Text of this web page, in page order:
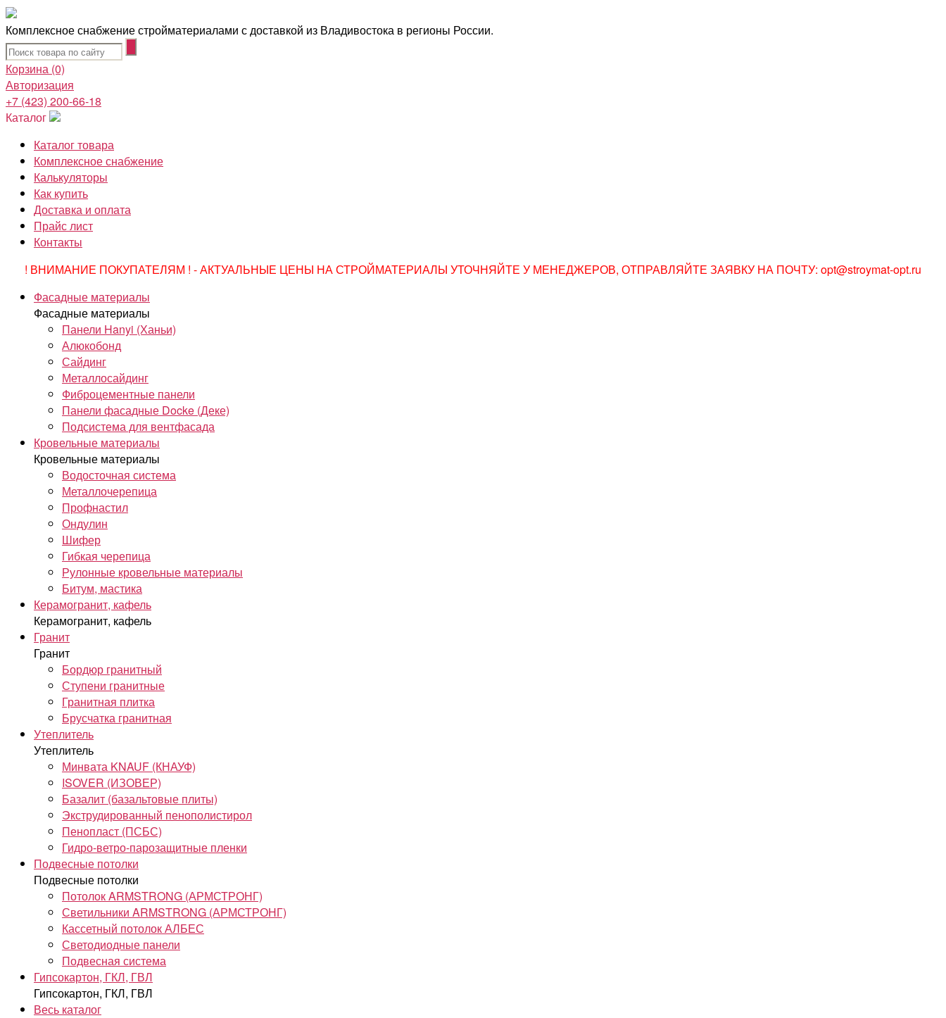
Комплексное снабжение стройматериалами с доставкой из Владивостока в регионы России.
Корзина (0)
Авторизация
+7 (423) 200-66-18
Каталог
Каталог товара
Комплексное снабжение
Калькуляторы
Как купить
Доставка и оплата
Прайс лист
Контакты
! ВНИМАНИЕ ПОКУПАТЕЛЯМ ! - АКТУАЛЬНЫЕ ЦЕНЫ НА СТРОЙМАТЕРИАЛЫ УТОЧНЯЙТЕ У МЕНЕДЖЕРОВ, ОТПРАВЛЯЙТЕ ЗАЯВКУ НА ПОЧТУ: opt@stroymat-opt.ru
Фасадные материалы
Фасадные материалы
Панели Hanyi (Ханьи)
Алюкобонд
Сайдинг
Металлосайдинг
Фиброцементные панели
Панели фасадные Docke (Деке)
Подсистема для вентфасада
Кровельные материалы
Кровельные материалы
Водосточная система
Металлочерепица
Профнастил
Ондулин
Шифер
Гибкая черепица
Рулонные кровельные материалы
Битум, мастика
Керамогранит, кафель
Керамогранит, кафель
Гранит
Гранит
Бордюр гранитный
Ступени гранитные
Гранитная плитка
Брусчатка гранитная
Утеплитель
Утеплитель
Минвата KNAUF (КНАУФ)
ISOVER (ИЗОВЕР)
Базалит (базальтовые плиты)
Экструдированный пенополистирол
Пенопласт (ПСБС)
Гидро-ветро-парозащитные пленки
Подвесные потолки
Подвесные потолки
Потолок ARMSTRONG (АРМСТРОНГ)
Светильники ARMSTRONG (АРМСТРОНГ)
Кассетный потолок АЛБЕС
Светодиодные панели
Подвесная система
Гипсокартон, ГКЛ, ГВЛ
Гипсокартон, ГКЛ, ГВЛ
Весь каталог